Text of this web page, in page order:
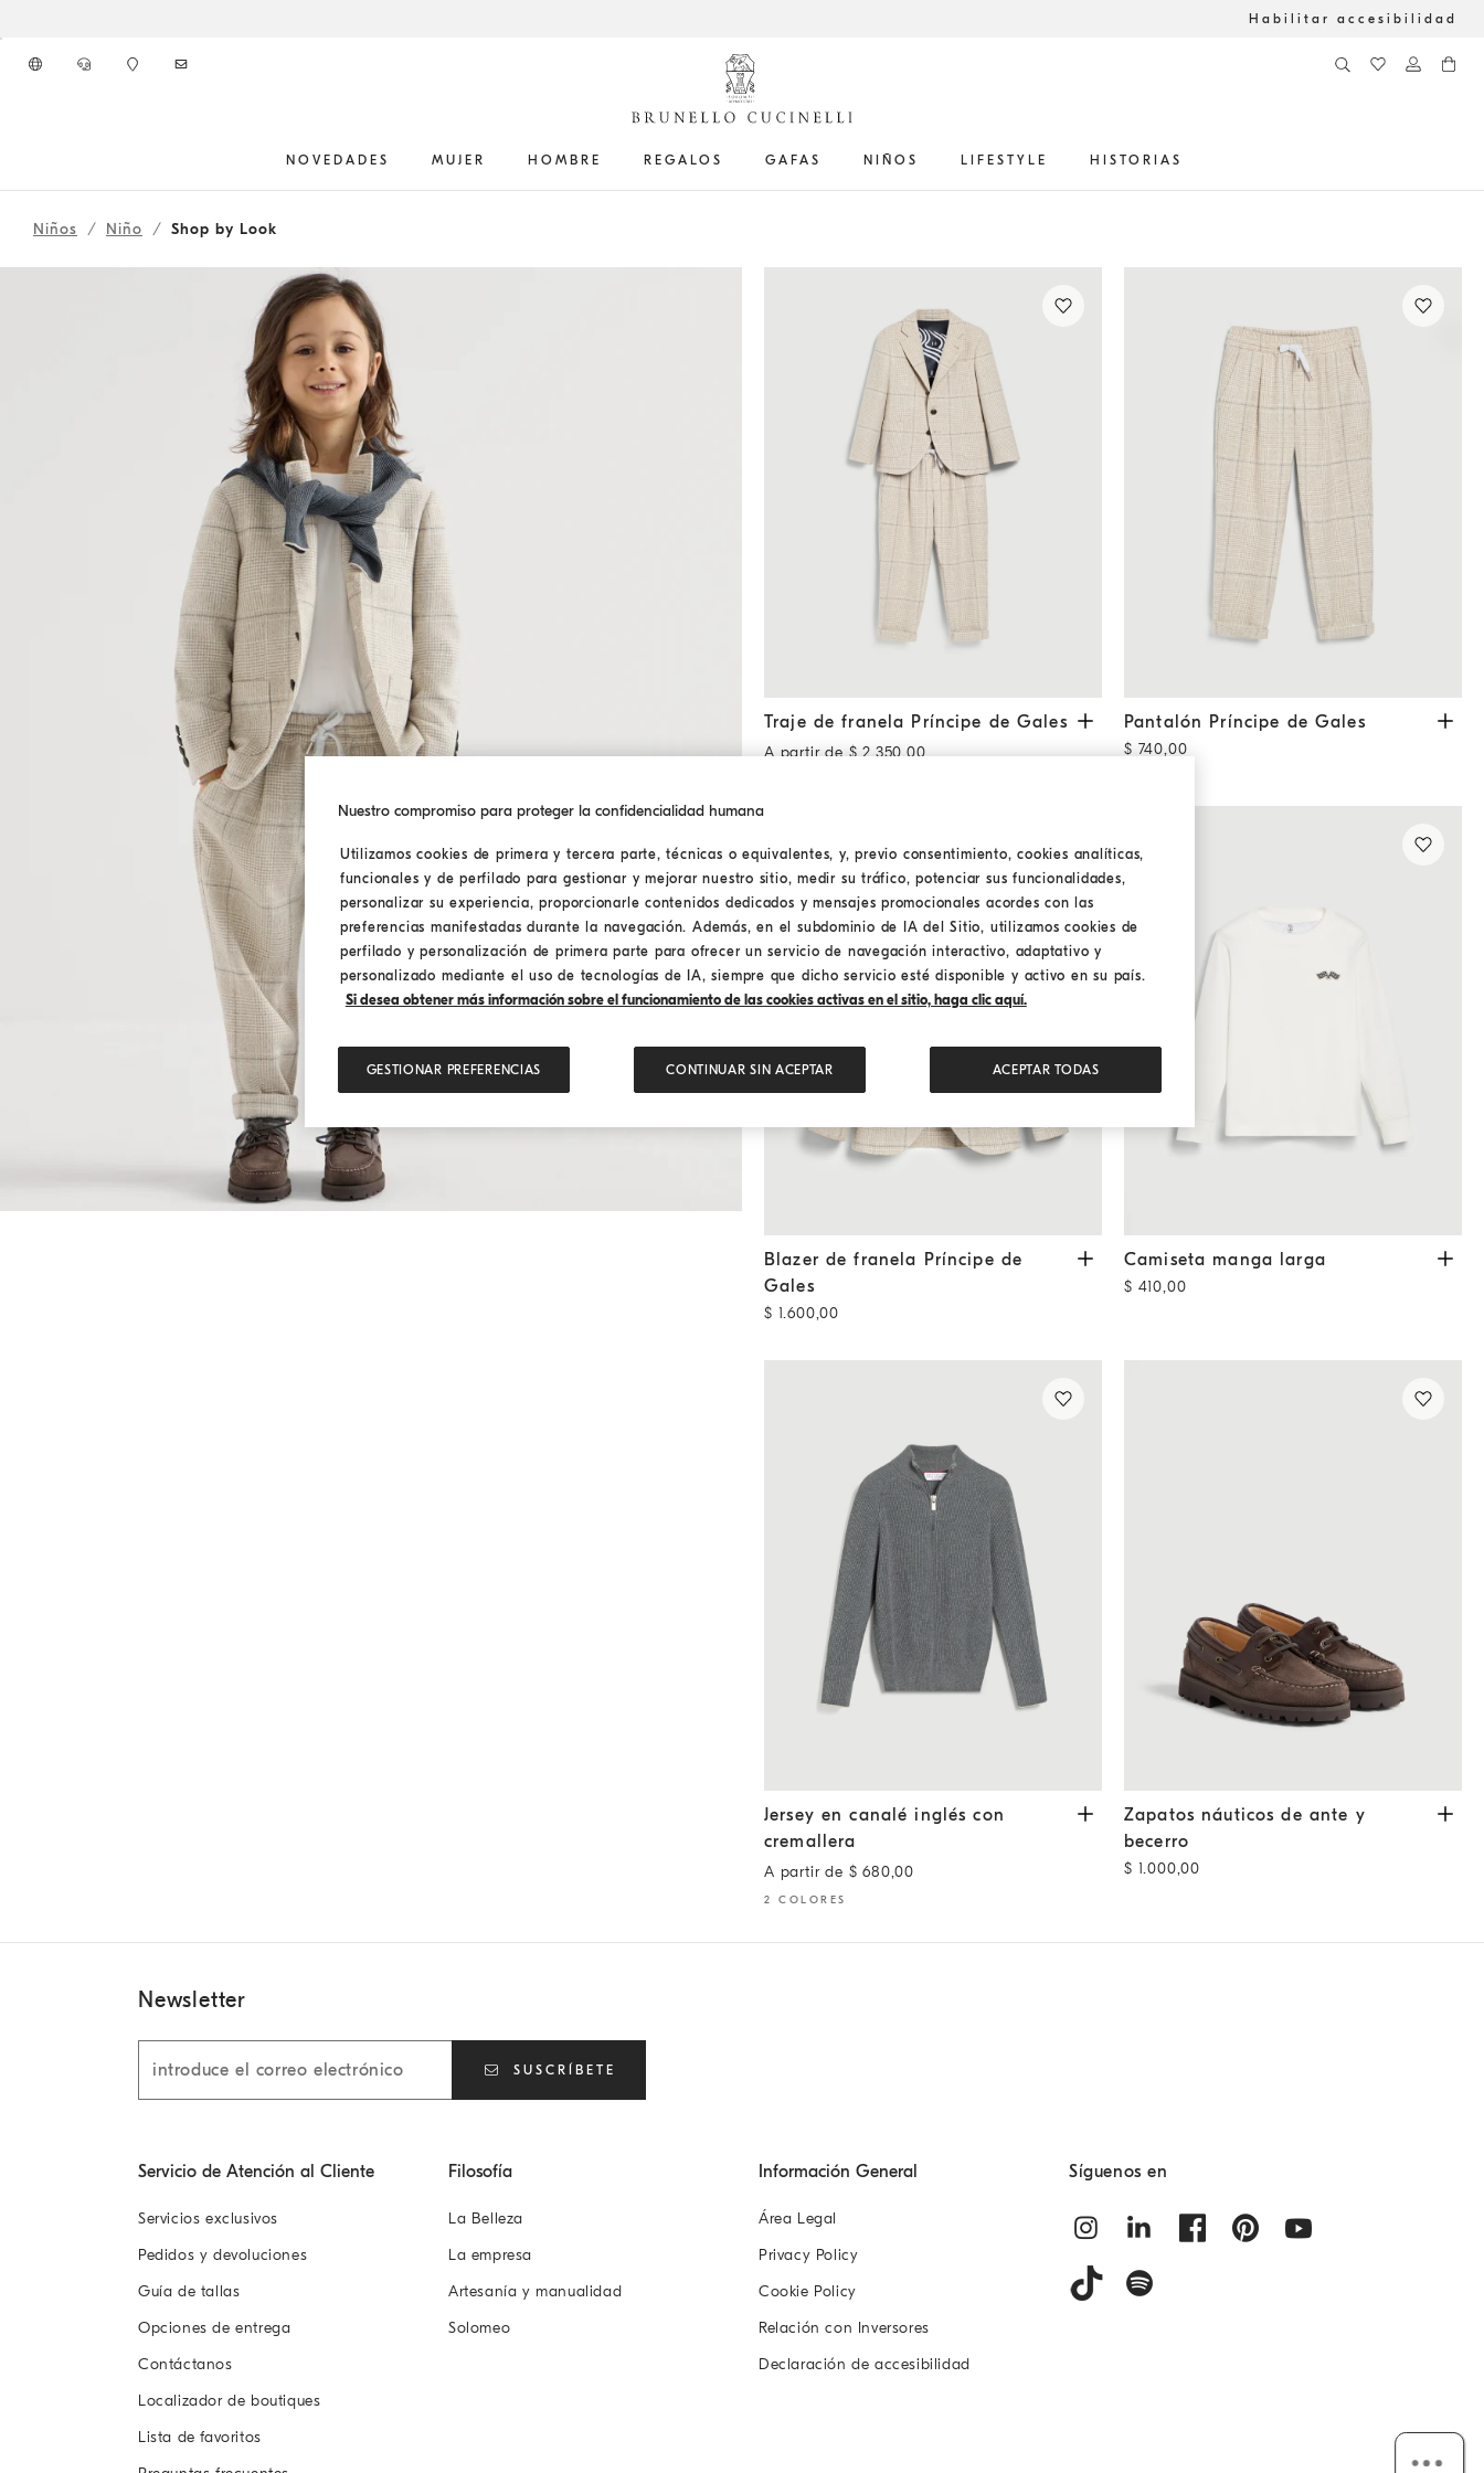
Habilitar accesibilidad
NOVEDADES MUJER HOMBRE REGALOS GAFAS NIÑOS LIFESTYLE HISTORIAS
262HOUTFIT8
Niños Niño Shop by Look
Traje de franela Príncipe de Gales Arena
Traje de franela Príncipe de Gales
A partir de $ 2.350,00
Pantalón Príncipe de Gales Arena
Pantalón Príncipe de Gales
$ 740,00
Blazer de franela Príncipe de Gales Arena
Blazer de franela Príncipe de
Gales
$ 1.600,00
Camiseta manga larga Blanco Crudo
Camiseta manga larga
$ 410,00
Jersey en canalé inglés con cremallera Plomo
Jersey en canalé inglés con
cremallera
A partir de $ 680,00
2 COLORES
Zapatos náuticos de ante y becerro Caoba
Zapatos náuticos de ante y
becerro
$ 1.000,00
Newsletter
SUSCRÍBETE
Servicio de Atención al Cliente
Servicios exclusivos
Pedidos y devoluciones
Guía de tallas
Opciones de entrega
Contáctanos
Localizador de boutiques
Lista de favoritos
Filosofía
La Belleza
La empresa
Artesanía y manualidad
Solomeo
Información General
Área Legal
Privacy Policy
Cookie Policy
Relación con Inversores
Declaración de accesibilidad
Síguenos en
Nuestro compromiso para proteger la confidencialidad humana
Utilizamos cookies de primera y tercera parte, técnicas o equivalentes, y, previo consentimiento, cookies analíticas,
funcionales y de perfilado para gestionar y mejorar nuestro sitio, medir su tráfico, potenciar sus funcionalidades,
personalizar su experiencia, proporcionarle contenidos dedicados y mensajes promocionales acordes con las
preferencias manifestadas durante la navegación. Además, en el subdominio de IA del Sitio, utilizamos cookies de
perfilado y personalización de primera parte para ofrecer un servicio de navegación interactivo, adaptativo y
personalizado mediante el uso de tecnologías de IA, siempre que dicho servicio esté disponible y activo en su país.
Si desea obtener más información sobre el funcionamiento de las cookies activas en el sitio, haga clic aquí.
GESTIONAR PREFERENCIAS CONTINUAR SIN ACEPTAR ACEPTAR TODAS